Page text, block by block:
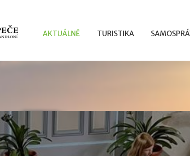
AKTUÁLNĚ TURISTIKA